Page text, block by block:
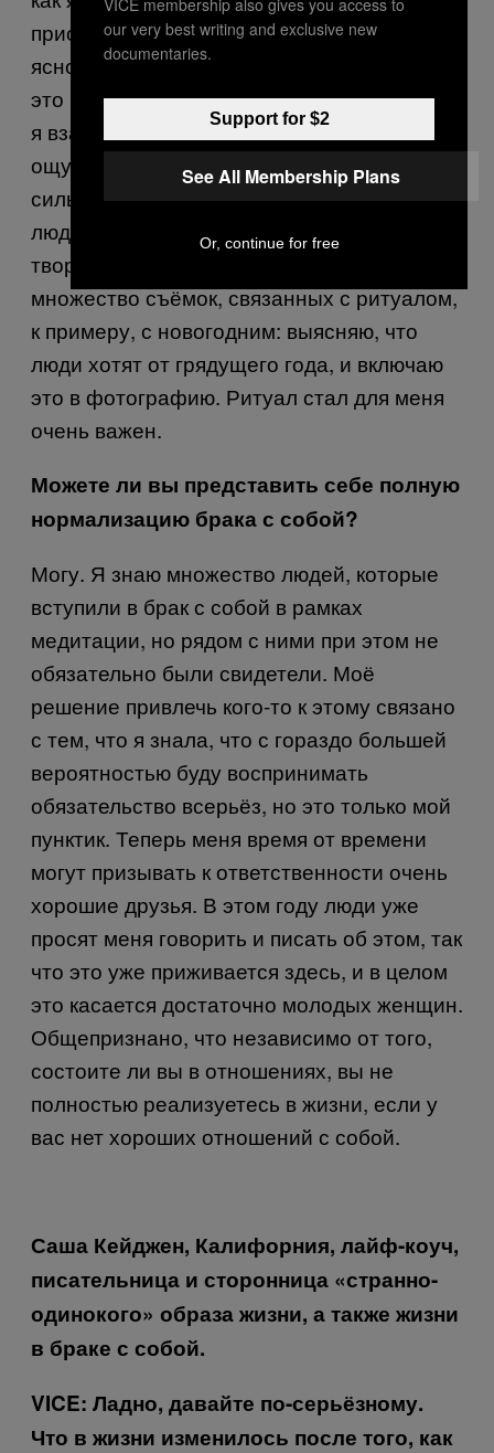
приоритеты. У меня значительно больше
ясности насчёт того, что для меня важно, и
это влияет на то, как я себя подаю или как
я взаимодействую с людьми. Моё
ощущение собственной сущности гораздо
сильнее и меньше зависит от других
людей. Это однозначно повлияло на моё
творчество, поскольку я провожу
множество съёмок, связанных с ритуалом,
к примеру, с новогодним: выясняю, что
люди хотят от грядущего года, и включаю
это в фотографию. Ритуал стал для меня
очень важен.
Можете ли вы представить себе полную
нормализацию брака с собой?
Могу. Я знаю множество людей, которые
вступили в брак с собой в рамках
медитации, но рядом с ними при этом не
обязательно были свидетели. Моё
решение привлечь кого-то к этому связано
с тем, что я знала, что с гораздо большей
вероятностью буду воспринимать
обязательство всерьёз, но это только мой
пунктик. Теперь меня время от времени
могут призывать к ответственности очень
хорошие друзья. В этом году люди уже
просят меня говорить и писать об этом, так
что это уже приживается здесь, и в целом
это касается достаточно молодых женщин.
Общепризнано, что независимо от того,
состоите ли вы в отношениях, вы не
полностью реализуетесь в жизни, если у
вас нет хороших отношений с собой.
Саша Кейджен, Калифорния, лайф-коуч,
писательница и сторонница «странно-
одинокого» образа жизни, а также жизни
в браке с собой.
VICE: Ладно, давайте по-серьёзному.
Что в жизни изменилось после того, как
our very best writing and exclusive new
documentaries.
Support for $2
See All Membership Plans
Or, continue for free